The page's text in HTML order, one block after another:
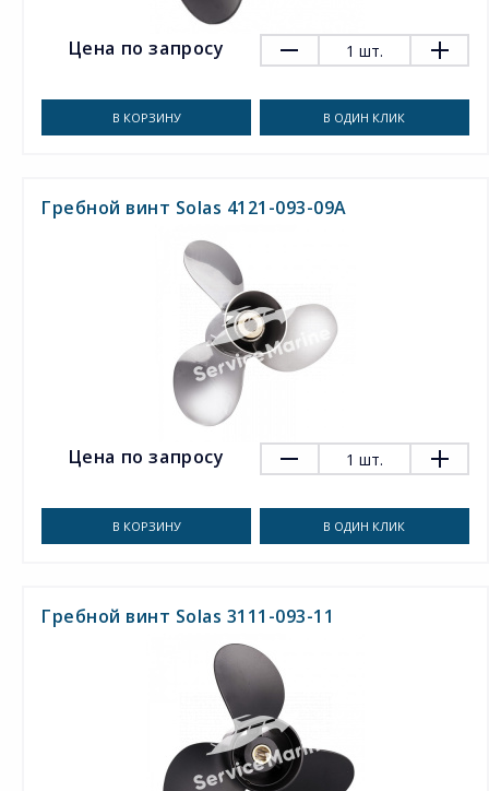
Цена по запросу 1 шт.
В КОРЗИНУ В ОДИН КЛИК
Гребной винт Solas 4121-093-09A
Цена по запросу 1 шт.
В КОРЗИНУ В ОДИН КЛИК
Гребной винт Solas 3111-093-11